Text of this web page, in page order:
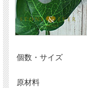
個数・サイズ
原材料